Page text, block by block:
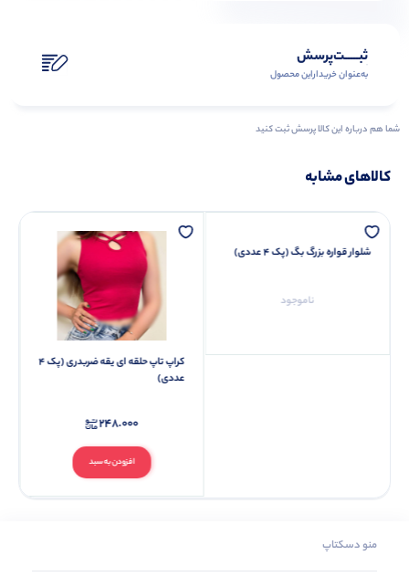
ثبـــــت‌پرسش
به‌عنوان ‌خریدار‌این‌ محصول
شما هم درباره این کالا پرسش ثبت کنید
کالاهای مشابه
شلوار قواره بزرگ بگ (پک 4 عددی)
ناموجود
کراپ تاپ حلقه ای یقه ضربدری (پک 4
عددی)
افزودن به سبد
248.000
منو دسکتاپ